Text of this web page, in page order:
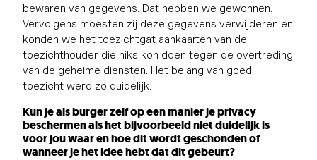
bewaren van gegevens. Dat hebben we gewonnen.
Vervolgens moesten zij deze gegevens verwijderen en
konden we het toezichtgat aankaarten van de
toezichthouder die niks kon doen tegen de overtreding
van de geheime diensten. Het belang van goed
toezicht werd zo duidelijk.
Kun je als burger zelf op een manier je privacy
beschermen als het bijvoorbeeld niet duidelijk is
voor jou waar en hoe dit wordt geschonden of
wanneer je het idee hebt dat dit gebeurt?